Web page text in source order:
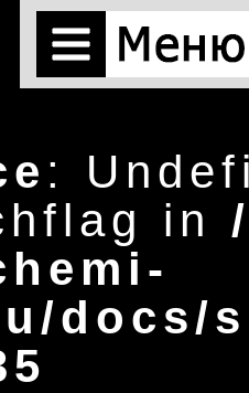
:
in
docs/